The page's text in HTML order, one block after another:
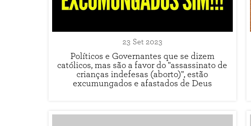
23 Set 2023
Políticos e Governantes que se dizem
católicos, mas são a favor do "assassinato de
crianças indefesas (aborto)", estão
excumungados e afastados de Deus